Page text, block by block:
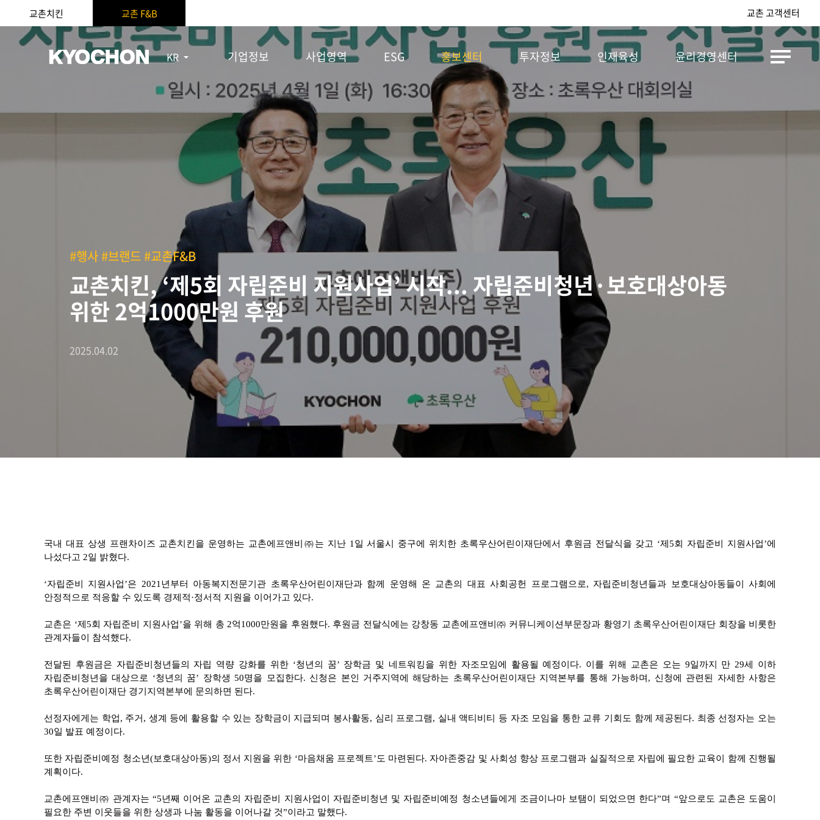
교촌치킨 교촌 F&B 교촌 고객센터
KR 기업정보 사업영역 ESG 홍보센터 투자정보 인재육성 윤리경영센터
#행사 #브랜드 #교촌F&B
교촌치킨, ‘제5회 자립준비 지원사업’ 시작... 자립준비청년·보호대상아동
위한 2억1000만원 후원
2025.04.02
국내 대표 상생 프랜차이즈 교촌치킨을 운영하는 교촌에프앤비㈜는 지난 1일 서울시 중구에 위치한 초록우산어린이재단에서 후원금 전달식을 갖고 ‘제5회 자립준비 지원사업’에
나섰다고 2일 밝혔다.
‘자립준비 지원사업’은 2021년부터 아동복지전문기관 초록우산어린이재단과 함께 운영해 온 교촌의 대표 사회공헌 프로그램으로, 자립준비청년들과 보호대상아동들이 사회에
안정적으로 적응할 수 있도록 경제적·정서적 지원을 이어가고 있다.
교촌은 ‘제5회 자립준비 지원사업’을 위해 총 2억1000만원을 후원했다. 후원금 전달식에는 강창동 교촌에프앤비㈜ 커뮤니케이션부문장과 황영기 초록우산어린이재단 회장을 비롯한
관계자들이 참석했다.
전달된 후원금은 자립준비청년들의 자립 역량 강화를 위한 ‘청년의 꿈’ 장학금 및 네트워킹을 위한 자조모임에 활용될 예정이다. 이를 위해 교촌은
오는 9일까지 만 29세 이하
자립준비청년을 대상으로 ‘청년의 꿈’ 장학생 50명을 모집한다. 신청은 본인 거주지역에 해당하는 초록우산어린이재단 지역본부를 통해 가능하며, 신청에 관련된 자세한 사항은
초록우산어린이재단 경기지역본부에 문의하면 된다.
선정자에게는 학업, 주거, 생계 등에 활용할 수 있는 장학금이 지급되며 봉사활동, 심리 프로그램, 실내 액티비티 등 자조 모임을 통한 교류 기회도 함께 제공된다. 최종 선정자는 오는
30일 발표 예정이다.
또한 자립준비예정 청소년(보호대상아동)의 정서 지원을 위한 ‘마음채움 프로젝트’도 마련된다. 자아존중감 및 사회성 향상 프로그램과 실질적으로 자립에 필요한 교육이 함께 진행될
계획이다.
교촌에프앤비㈜ 관계자는 “5년째 이어온 교촌의 자립준비 지원사업이 자립준비청년 및 자립준비예정 청소년들에게 조금이나마 보탬이 되었으면 한다”며 “앞으로도 교촌은 도움이
필요한 주변 이웃들을 위한 상생과 나눔 활동을 이어나갈 것”이라고 말했다.